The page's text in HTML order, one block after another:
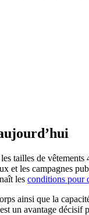
tailles de
et les campagnes
les conditions pour
ainsi que la
un avantage